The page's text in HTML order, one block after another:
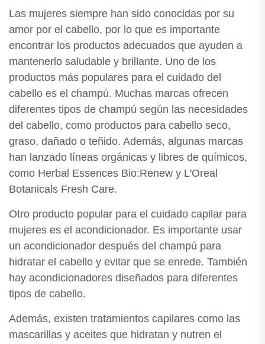
Las mujeres siempre han sido conocidas por su
amor por el cabello, por lo que es importante
encontrar los productos adecuados que ayuden a
mantenerlo saludable y brillante. Uno de los
productos más populares para el cuidado del
cabello es el champú. Muchas marcas ofrecen
diferentes tipos de champú según las necesidades
del cabello, como productos para cabello seco,
graso, dañado o teñido. Además, algunas marcas
han lanzado líneas orgánicas y libres de químicos,
como Herbal Essences Bio:Renew y L'Oreal
Botanicals Fresh Care.
Otro producto popular para el cuidado capilar para
mujeres es el acondicionador. Es importante usar
un acondicionador después del champú para
hidratar el cabello y evitar que se enrede. También
hay acondicionadores diseñados para diferentes
tipos de cabello.
Además, existen tratamientos capilares como las
mascarillas y aceites que hidratan y nutren el